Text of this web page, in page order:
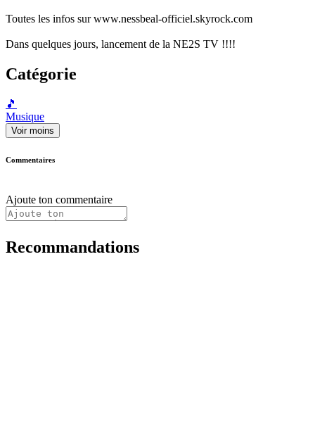
Toutes les infos sur www.nessbeal-officiel.skyrock.com
Dans quelques jours, lancement de la NE2S TV !!!!
Catégorie
🎵
Musique
Voir moins
Commentaires
Ajoute ton commentaire
Recommandations